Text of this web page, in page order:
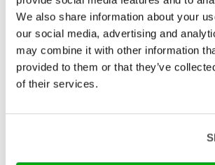
We also share information about your
our social media, advertising and
may combine it with other information
provided to them or that they’ve
of their services.